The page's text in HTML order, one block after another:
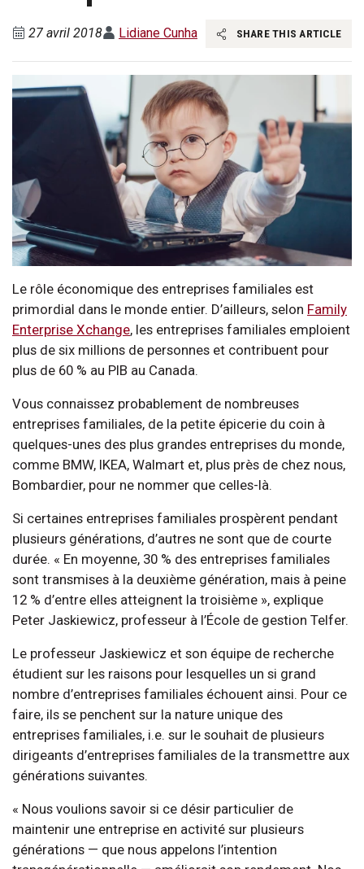
27 avril 2018 Lidiane Cunha SHARE THIS ARTICLE
Le rôle économique des entreprises familiales est
primordial dans le monde entier. D’ailleurs, selon Family
Enterprise Xchange, les entreprises familiales emploient
plus de six millions de personnes et contribuent pour
plus de 60 % au PIB au Canada.
Vous connaissez probablement de nombreuses
entreprises familiales, de la petite épicerie du coin à
quelques-unes des plus grandes entreprises du monde,
comme BMW, IKEA, Walmart et, plus près de chez nous,
Bombardier, pour ne nommer que celles-là.
Si certaines entreprises familiales prospèrent pendant
plusieurs générations, d’autres ne sont que de courte
durée. « En moyenne, 30 % des entreprises familiales
sont transmises à la deuxième génération, mais à peine
12 % d’entre elles atteignent la troisième », explique
Peter Jaskiewicz, professeur à l’École de gestion Telfer.
Le professeur Jaskiewicz et son équipe de recherche
étudient sur les raisons pour lesquelles un si grand
nombre d’entreprises familiales échouent ainsi. Pour ce
faire, ils se penchent sur la nature unique des
entreprises familiales, i.e. sur le souhait de plusieurs
dirigeants d’entreprises familiales de la transmettre aux
générations suivantes.
« Nous voulions savoir si ce désir particulier de
maintenir une entreprise en activité sur plusieurs
générations — que nous appelons l’intention